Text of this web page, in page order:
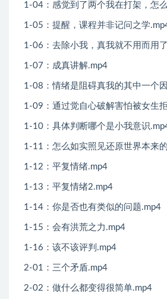
1-04：感觉到了两个我在打架，怎
1-05：提醒，课程并非记问之学
1-06：去除小我，真我就不用而用
1-07：成真讲解.mp4
1-08：情绪是阻碍真我的其中一个
1-09：通过觉自心破解害怕被女生
1-10：具体判断哪个是小我意识
1-11：怎么如实照见还原世界本来
1-12：平复情绪.mp4
1-13：平复情绪2.mp4
1-14：你是否也有类似的问题.mp4
1-15：会有洪荒之力.mp4
1-16：该不该评判.mp4
2-01：三个矛盾.mp4
2-02：做什么都变得很简单.mp4